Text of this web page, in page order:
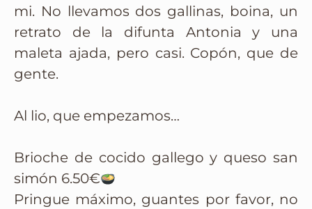
mi. No llevamos dos gallinas, boina, un
retrato de la difunta Antonia y una
maleta ajada, pero casi. Copón, que de
gente.
Al lio, que empezamos…
Brioche de cocido gallego y queso san
simón 6.50€
Pringue máximo, guantes por favor, no